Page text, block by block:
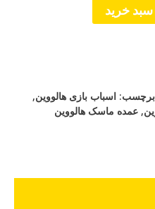
خرید
برچسب: اسباب بازی هالووین,
, عمده ماسک هالووین